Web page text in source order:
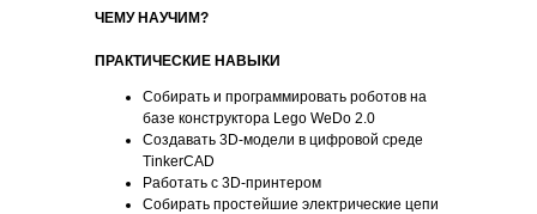
ЧЕМУ НАУЧИМ?
ПРАКТИЧЕСКИЕ НАВЫКИ
Собирать и программировать роботов на
базе конструктора Lego WeDo 2.0
Создавать 3D-модели в цифровой среде
TinkerCAD
Работать с 3D-принтером
Собирать простейшие электрические цепи